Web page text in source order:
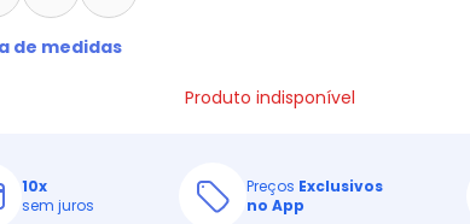
de medidas
Produto indisponível
10x
sem juros
Preços Exclusivos
no App